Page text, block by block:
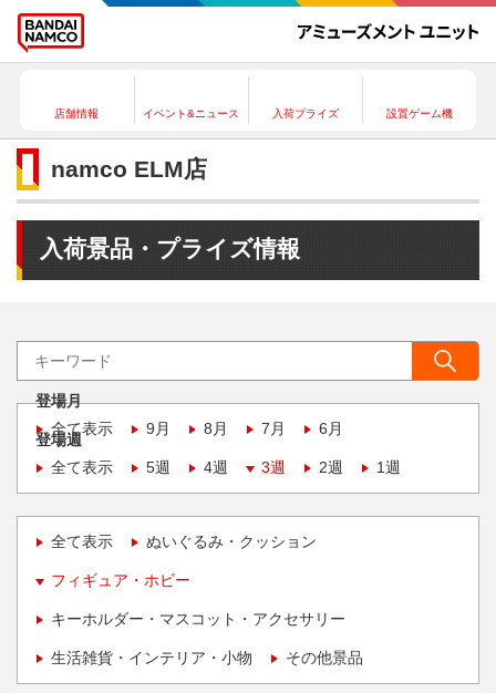
店舗情報 イベント&ニュース 入荷プライズ 設置ゲーム機
namco ELM店
入荷景品・プライズ情報
登場月
全て表示
9月 8月 7月 6月
登場週
全て表示
5週 4週 3週 2週 1週
全て表示 ぬいぐるみ・クッション
フィギュア・ホビー
キーホルダー・マスコット・アクセサリー
生活雑貨・インテリア・小物 その他景品